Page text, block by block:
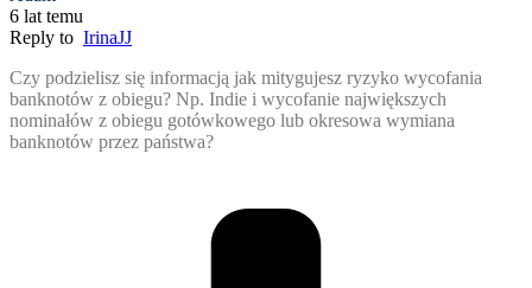
6 lat temu
Reply to IrinaJJ
Czy podzielisz się informacją jak mitygujesz ryzyko wycofania
banknotów z obiegu? Np. Indie i wycofanie największych
nominałów z obiegu gotówkowego lub okresowa wymiana
banknotów przez państwa?